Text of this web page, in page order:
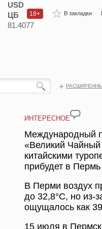
В закладки
18+
USD
ЦБ
81.4077
ИНТЕРЕСНОЕ
Международный
«Великий Чайный
китайскими
прибудет в Пермь
В Перми воздух
до 32,8°С, но из-
ощущалось как
15 июля в